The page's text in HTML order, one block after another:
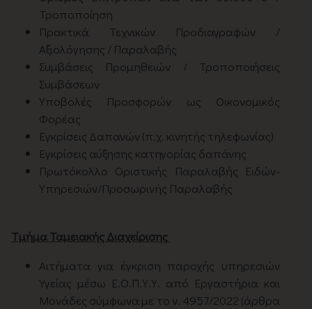
Τροποποίηση
Πρακτικά Τεχνικών Προδιαγραφών /
Αξιολόγησης / Παραλαβής
Συμβάσεις Προμηθειών / Τροποποιήσεις
Συμβάσεων
Υποβολές Προσφορών ως Οικονομικός
Φορέας
Εγκρίσεις Δαπανών (π.χ. κινητής τηλεφωνίας)
Εγκρίσεις αύξησης κατηγορίας δαπάνης
Πρωτόκολλο Οριστικής Παραλαβής Ειδών-
Υπηρεσιών/Προσωρινής Παραλαβής
Tμήμα Ταμειακής Διαχείρισης
Αιτήματα για έγκριση παροχής υπηρεσιών
Υγείας μέσω Ε.Ο.Π.Υ.Υ. από Εργαστήρια και
Μονάδες σύμφωνα με το ν. 4957/2022 (άρθρα